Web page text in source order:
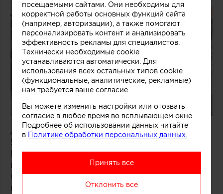
Добрый день!
Я организую поездку на выставку
ISaloni2019 в Милан с посещением стендов
и изучением экспозиций.
Сроки поездки: 08.04.2018-13.04.2019 (5
ночей)*.
посещаемыми сайтами. Они необходимы для
корректной работы основных функций сайта
(например, авторизации), а также помогают
персонализировать контент и анализировать
эффективность рекламы для специалистов.
Технически необходимые cookie
устанавливаются автоматически. Для
использования всех остальных типов cookie
(функциональные, аналитические, рекламные)
нам требуется ваше согласие.
Вы можете изменить настройки или отозвать
согласие в любое время во всплывающем окне.
Подробнее об использовании данных читайте
в Политике обработки персональных данных.
Принять все
Отклонить все